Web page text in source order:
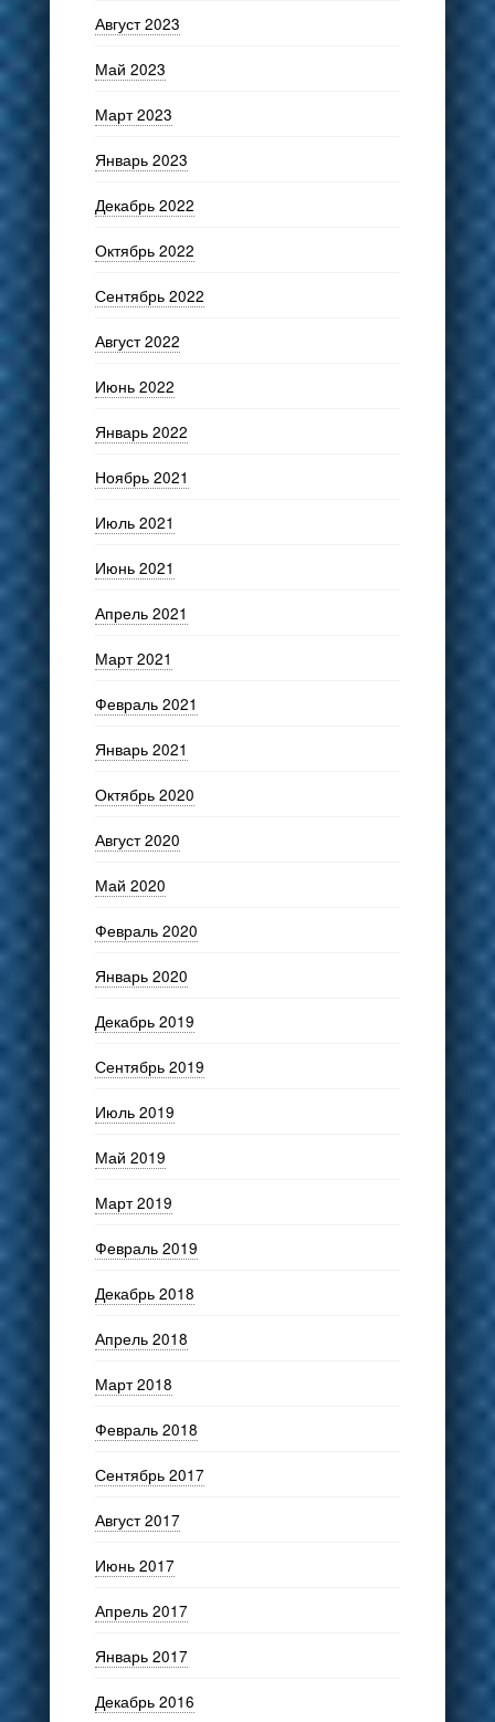
Август 2023
Май 2023
Март 2023
Январь 2023
Декабрь 2022
Октябрь 2022
Сентябрь 2022
Август 2022
Июнь 2022
Январь 2022
Ноябрь 2021
Июль 2021
Июнь 2021
Апрель 2021
Март 2021
Февраль 2021
Январь 2021
Октябрь 2020
Август 2020
Май 2020
Февраль 2020
Январь 2020
Декабрь 2019
Сентябрь 2019
Июль 2019
Май 2019
Март 2019
Февраль 2019
Декабрь 2018
Апрель 2018
Март 2018
Февраль 2018
Сентябрь 2017
Август 2017
Июнь 2017
Апрель 2017
Январь 2017
Декабрь 2016